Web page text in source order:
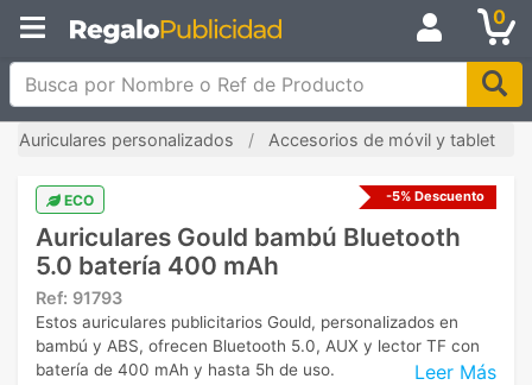
0
Busca por Nombre o Ref de Producto
Auriculares personalizados Accesorios de móvil y tablet
ECO -5% Descuento
Auriculares Gould bambú Bluetooth
5.0 batería 400 mAh
Ref: 91793
Leer Más
Estos auriculares publicitarios Gould, personalizados en
bambú y ABS, ofrecen Bluetooth 5.0, AUX y lector TF con
batería de 400 mAh y hasta 5h de uso.